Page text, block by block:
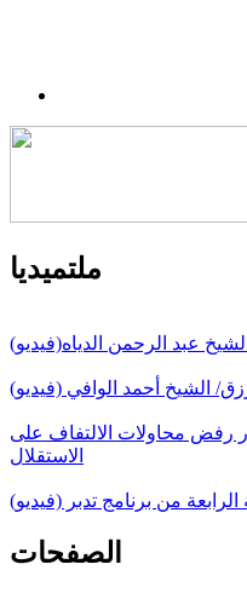
ملتميديا
عبد الرحمن الدياه(فيديو)
الشيخ أحمد الوافي (فيديو)
رفض محاولات الالتفاف على
الاستقلال
من برنامج تدبر (فيديو)
الصفحات